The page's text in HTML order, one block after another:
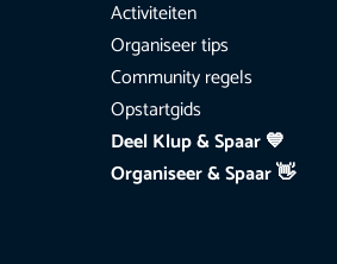
Activiteiten
Organiseer tips
Community regels
Opstartgids
Deel Klup & Spaar 💙
Organiseer & Spaar 👋